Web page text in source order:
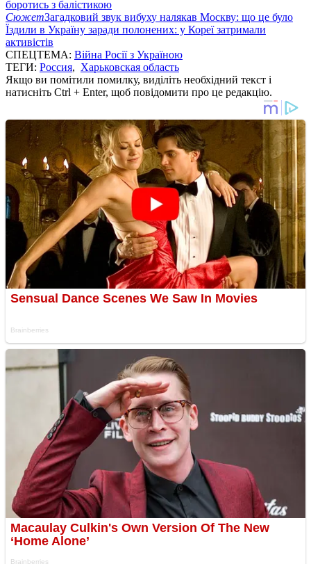
боротись з балістикою
СюжетЗагадковий звук вибуху налякав Москву: що це було
Їздили в Україну заради полонених: у Кореї затримали
активістів
СПЕЦТЕМА: Війна Росії з Україною
ТЕГИ: Россия, Харьковская область
Якщо ви помітили помилку, виділіть необхідний текст і
натисніть Ctrl + Enter, щоб повідомити про це редакцію.